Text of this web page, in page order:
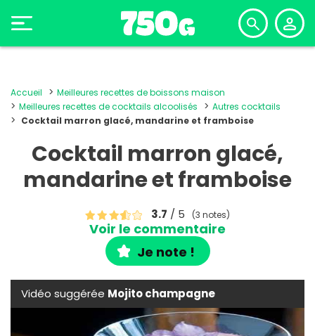
Accueil
Meilleures recettes de boissons maison
Meilleures recettes de cocktails alcoolisés
Autres cocktails
Cocktail marron glacé, mandarine et framboise
Cocktail marron glacé,
mandarine et framboise
3.7 / 5 (3 notes)
Voir le commentaire
Je note !
Vidéo suggérée Mojito champagne